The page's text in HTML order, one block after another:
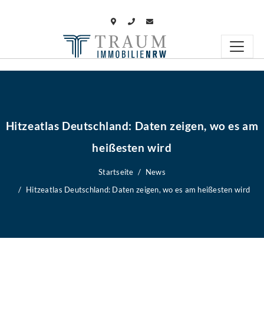
Hitzeatlas Deutschland: Daten zeigen, wo es am
heißesten wird
Startseite
News
Hitzeatlas Deutschland: Daten zeigen, wo es am heißesten wird